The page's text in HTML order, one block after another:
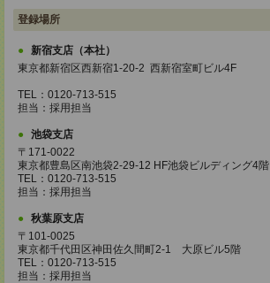
登録場所
新宿支店（本社）
東京都新宿区西新宿1-20-2 西新宿室町ビル4F
TEL：0120-713-515
担当：採用担当
池袋支店
〒171-0022
東京都豊島区南池袋2-29-12 HF池袋ビルディング4階
TEL：0120-713-515
担当：採用担当
秋葉原支店
〒101-0025
東京都千代田区神田佐久間町2-1 大原ビル5階
TEL：0120-713-515
担当：採用担当